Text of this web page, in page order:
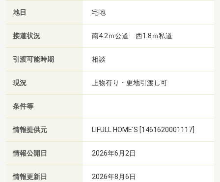
地目 宅地
接道状況 南4.2ｍ公道 西1.8ｍ私道
引渡可能時期 相談
現況 上物有り・更地引渡し可
条件等
情報提供元 LIFULL HOME'S [1461620001117]
情報公開日 2026年6月2日
情報更新日 2026年8月6日